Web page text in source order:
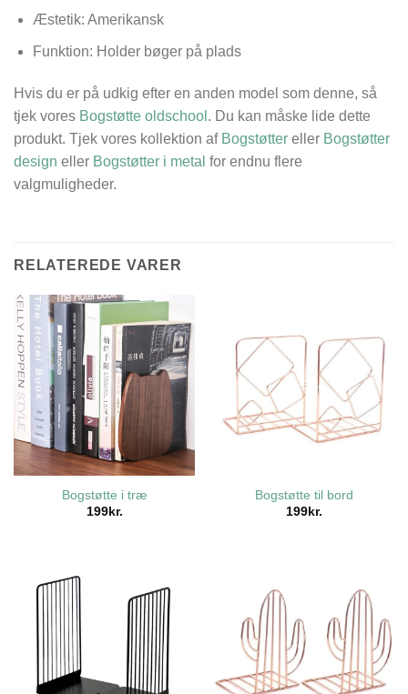
Æstetik: Amerikansk
Funktion: Holder bøger på plads
Hvis du er på udkig efter en anden model som denne, så
tjek vores Bogstøtte oldschool . Du kan måske lide dette
produkt. Tjek vores kollektion af Bogstøtter eller Bogstøtter
design eller Bogstøtter i metal for endnu flere
valgmuligheder.
RELATEREDE VARER
Bogstøtte i træ
199kr.
Bogstøtte til bord
199kr.